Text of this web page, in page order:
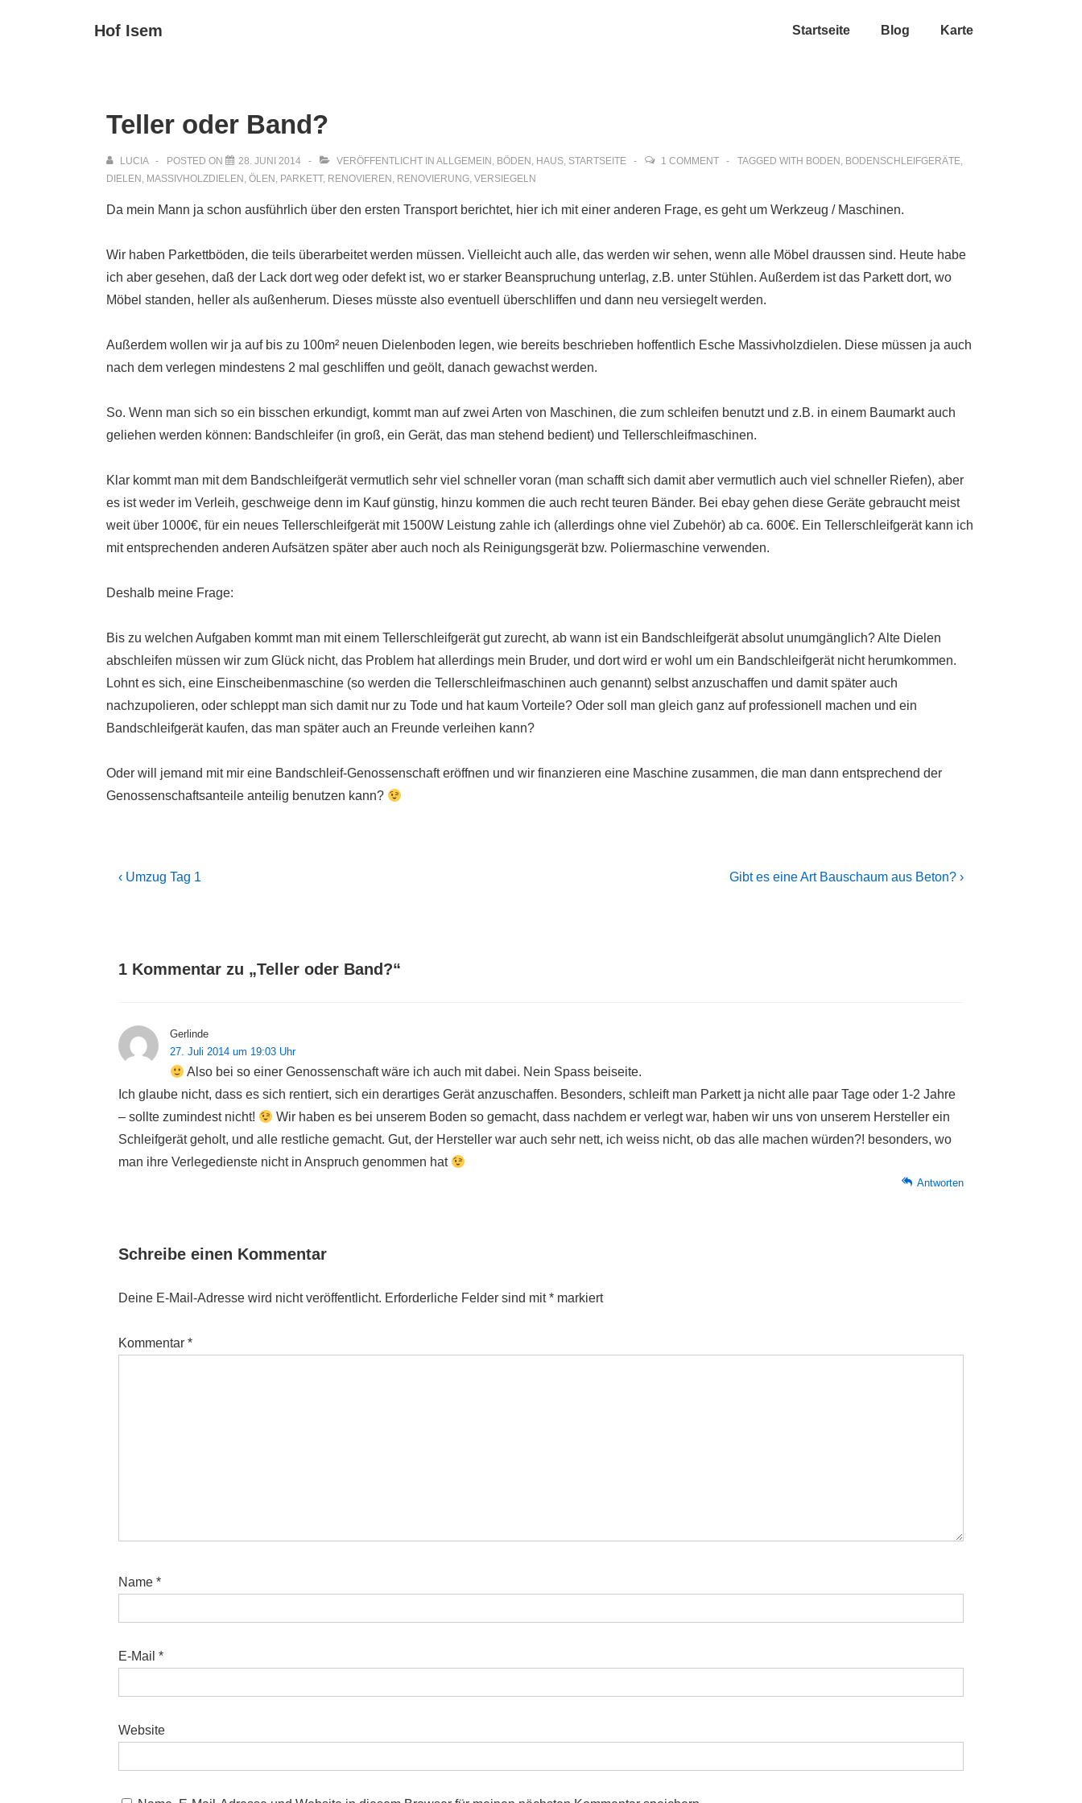
Hof Isem Startseite Blog Karte
Teller oder Band?
LUCIA POSTED ON 28. JUNI 2014 VERÖFFENTLICHT IN ALLGEMEIN , BÖDEN , HAUS, STARTSEITE 1 COMMENT TAGGED WITH BODEN , BODENSCHLEIFGERÄTE,
DIELEN , MASSIVHOLZDIELEN , ÖLEN , PARKETT, RENOVIEREN , RENOVIERUNG, VERSIEGELN
Da mein Mann ja schon ausführlich über den ersten Transport berichtet, hier ich mit einer anderen Frage, es geht um Werkzeug / Maschinen.
Wir haben Parkettböden, die teils überarbeitet werden müssen. Vielleicht auch alle, das werden wir sehen, wenn alle Möbel draussen sind. Heute habe
ich aber gesehen, daß der Lack dort weg oder defekt ist, wo er starker Beanspruchung unterlag, z.B. unter Stühlen. Außerdem ist das Parkett dort, wo
Möbel standen, heller als außenherum. Dieses müsste also eventuell überschliffen und dann neu versiegelt werden.
Außerdem wollen wir ja auf bis zu 100m² neuen Dielenboden legen, wie bereits beschrieben hoffentlich Esche Massivholzdielen. Diese müssen ja auch
nach dem verlegen mindestens 2 mal geschliffen und geölt, danach gewachst werden.
So. Wenn man sich so ein bisschen erkundigt, kommt man auf zwei Arten von Maschinen, die zum schleifen benutzt und z.B. in einem Baumarkt auch
geliehen werden können: Bandschleifer (in groß, ein Gerät, das man stehend bedient) und Tellerschleifmaschinen.
Klar kommt man mit dem Bandschleifgerät vermutlich sehr viel schneller voran (man schafft sich damit aber vermutlich auch viel schneller Riefen), aber
es ist weder im Verleih, geschweige denn im Kauf günstig, hinzu kommen die auch recht teuren Bänder. Bei ebay gehen diese Geräte gebraucht meist
weit über 1000€, für ein neues Tellerschleifgerät mit 1500W Leistung zahle ich (allerdings ohne viel Zubehör) ab ca. 600€. Ein Tellerschleifgerät kann ich
mit entsprechenden anderen Aufsätzen später aber auch noch als Reinigungsgerät bzw. Poliermaschine verwenden.
Deshalb meine Frage:
Bis zu welchen Aufgaben kommt man mit einem Tellerschleifgerät gut zurecht, ab wann ist ein Bandschleifgerät absolut unumgänglich? Alte Dielen
abschleifen müssen wir zum Glück nicht, das Problem hat allerdings mein Bruder, und dort wird er wohl um ein Bandschleifgerät nicht herumkommen.
Lohnt es sich, eine Einscheibenmaschine (so werden die Tellerschleifmaschinen auch genannt) selbst anzuschaffen und damit später auch
nachzupolieren, oder schleppt man sich damit nur zu Tode und hat kaum Vorteile? Oder soll man gleich ganz auf professionell machen und ein
Bandschleifgerät kaufen, das man später auch an Freunde verleihen kann?
Oder will jemand mit mir eine Bandschleif-Genossenschaft eröffnen und wir finanzieren eine Maschine zusammen, die man dann entsprechend der
Genossenschaftsanteile anteilig benutzen kann?
Beitragsnavigation
Previous
‹ Umzug Tag 1
Next
Gibt es eine Art Bauschaum aus Beton? ›
1 Kommentar zu „Teller oder Band?“
Gerlinde
27. Juli 2014 um 19:03 Uhr
Also bei so einer Genossenschaft wäre ich auch mit dabei. Nein Spass beiseite.
Ich glaube nicht, dass es sich rentiert, sich ein derartiges Gerät anzuschaffen. Besonders, schleift man Parkett ja nicht alle paar Tage oder 1-2 Jahre
– sollte zumindest nicht!
Wir haben es bei unserem Boden so gemacht, dass nachdem er verlegt war, haben wir uns von unserem Hersteller ein
Schleifgerät geholt, und alle restliche gemacht. Gut, der Hersteller war auch sehr nett, ich weiss nicht, ob das alle machen würden?! besonders, wo
man ihre Verlegedienste nicht in Anspruch genommen hat
Antworten
Schreibe einen Kommentar
Deine E-Mail-Adresse wird nicht veröffentlicht. Erforderliche Felder sind mit* markiert
Kommentar *
Name *
E-Mail *
Website